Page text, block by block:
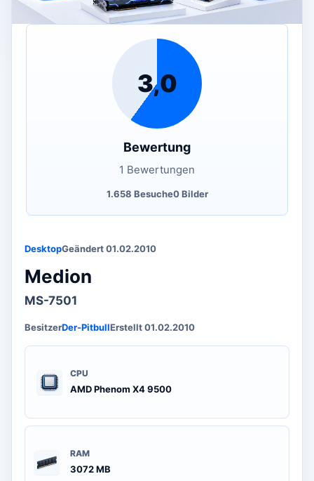
DesktopGeändert 01.02.2010
Medion
MS-7501
BesitzerDer-PitbullErstellt 01.02.2010
CPU
AMD Phenom X4 9500
RAM
3072 MB
3,0
Bewertung
1 Bewertungen
1.658 Besuche0 Bilder